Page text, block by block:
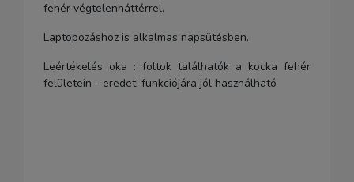
fehér végtelenháttérrel.
Laptopozáshoz is alkalmas napsütésben.
Leértékelés oka : foltok találhatók a kocka fehér
felületein - eredeti funkciójára jól használható